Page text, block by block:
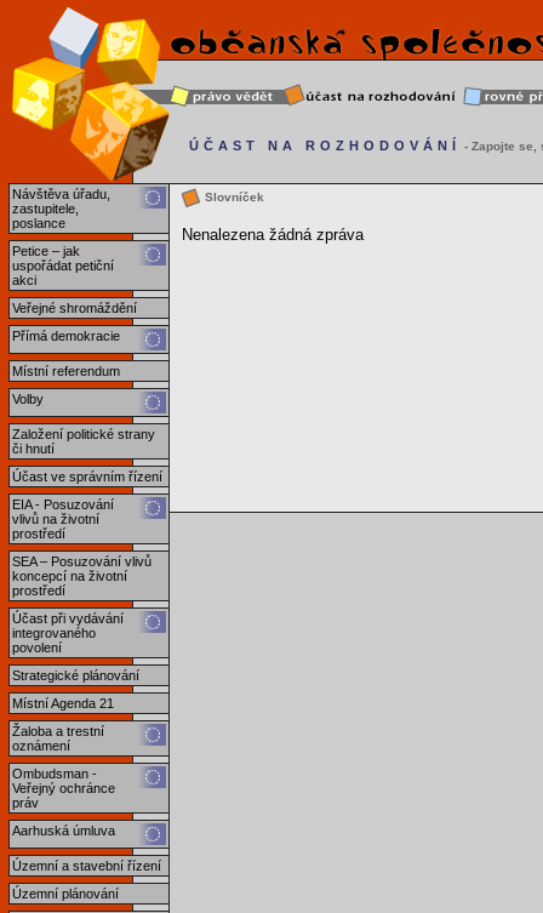
Návštěva úřadu,
zastupitele,
poslance
Petice – jak
uspořádat petiční
akci
Veřejné shromáždění
Přímá demokracie
Místní referendum
Volby
Založení politické strany
či hnutí
Účast ve správním řízení
EIA - Posuzování
vlivů na životní
prostředí
SEA – Posuzování vlivů
koncepcí na životní
prostředí
Účast při vydávání
integrovaného
povolení
Strategické plánování
Místní Agenda 21
Žaloba a trestní
oznámení
Ombudsman -
Veřejný ochránce
práv
Aarhuská úmluva
Územní a stavební řízení
Územní plánování
ÚČAST NA ROZHODOVÁNÍ - Zapojte se,
Slovníček
Nenalezena žádná zpráva